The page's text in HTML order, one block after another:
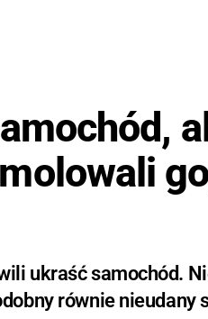
ukraść samochód.
równie nieudany